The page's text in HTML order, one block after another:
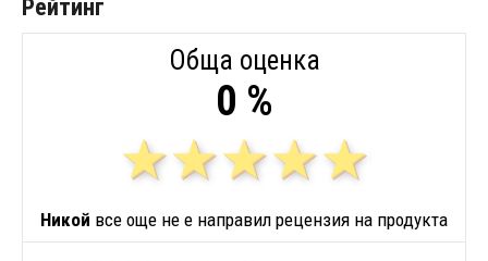
Рейтинг
Обща оценка
0 %
Никой все още не е направил рецензия на продукта